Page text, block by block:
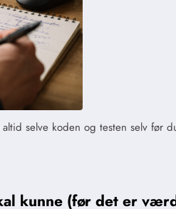
selve koden og testen selv før
kunne (før det er